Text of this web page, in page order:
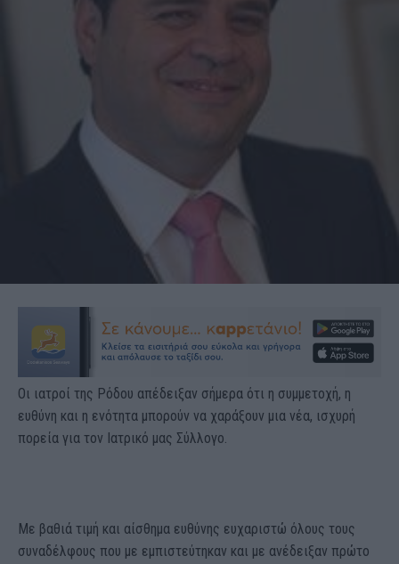
Οι ιατροί της Ρόδου απέδειξαν σήμερα ότι η συμμετοχή, η
ευθύνη και η ενότητα μπορούν να χαράξουν μια νέα, ισχυρή
πορεία για τον Ιατρικό μας Σύλλογο.
Με βαθιά τιμή και αίσθημα ευθύνης ευχαριστώ όλους τους
συναδέλφους που με εμπιστεύτηκαν και με ανέδειξαν πρώτο